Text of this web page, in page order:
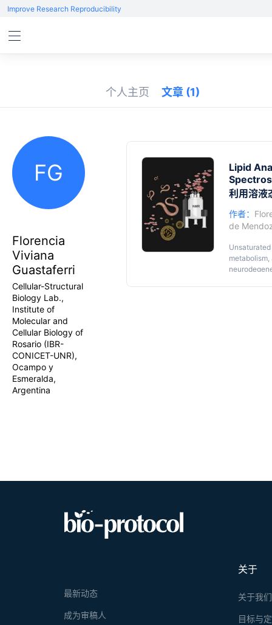
Improve Research Reproducibility
个人主页 文章 (1)
FG
Florencia
Viviana
Guastaferri
Cellular-Structural
Biology Lab.,
Institute of
Molecular and
Cellular Biology of
Rosario (IBR-
CONICET-UNR),
Ocampo y
Esmeralda,
Argentina
Lipid
利用溶液
作者：
de
关于
关于我们
目标与
最新动态
成为审稿人